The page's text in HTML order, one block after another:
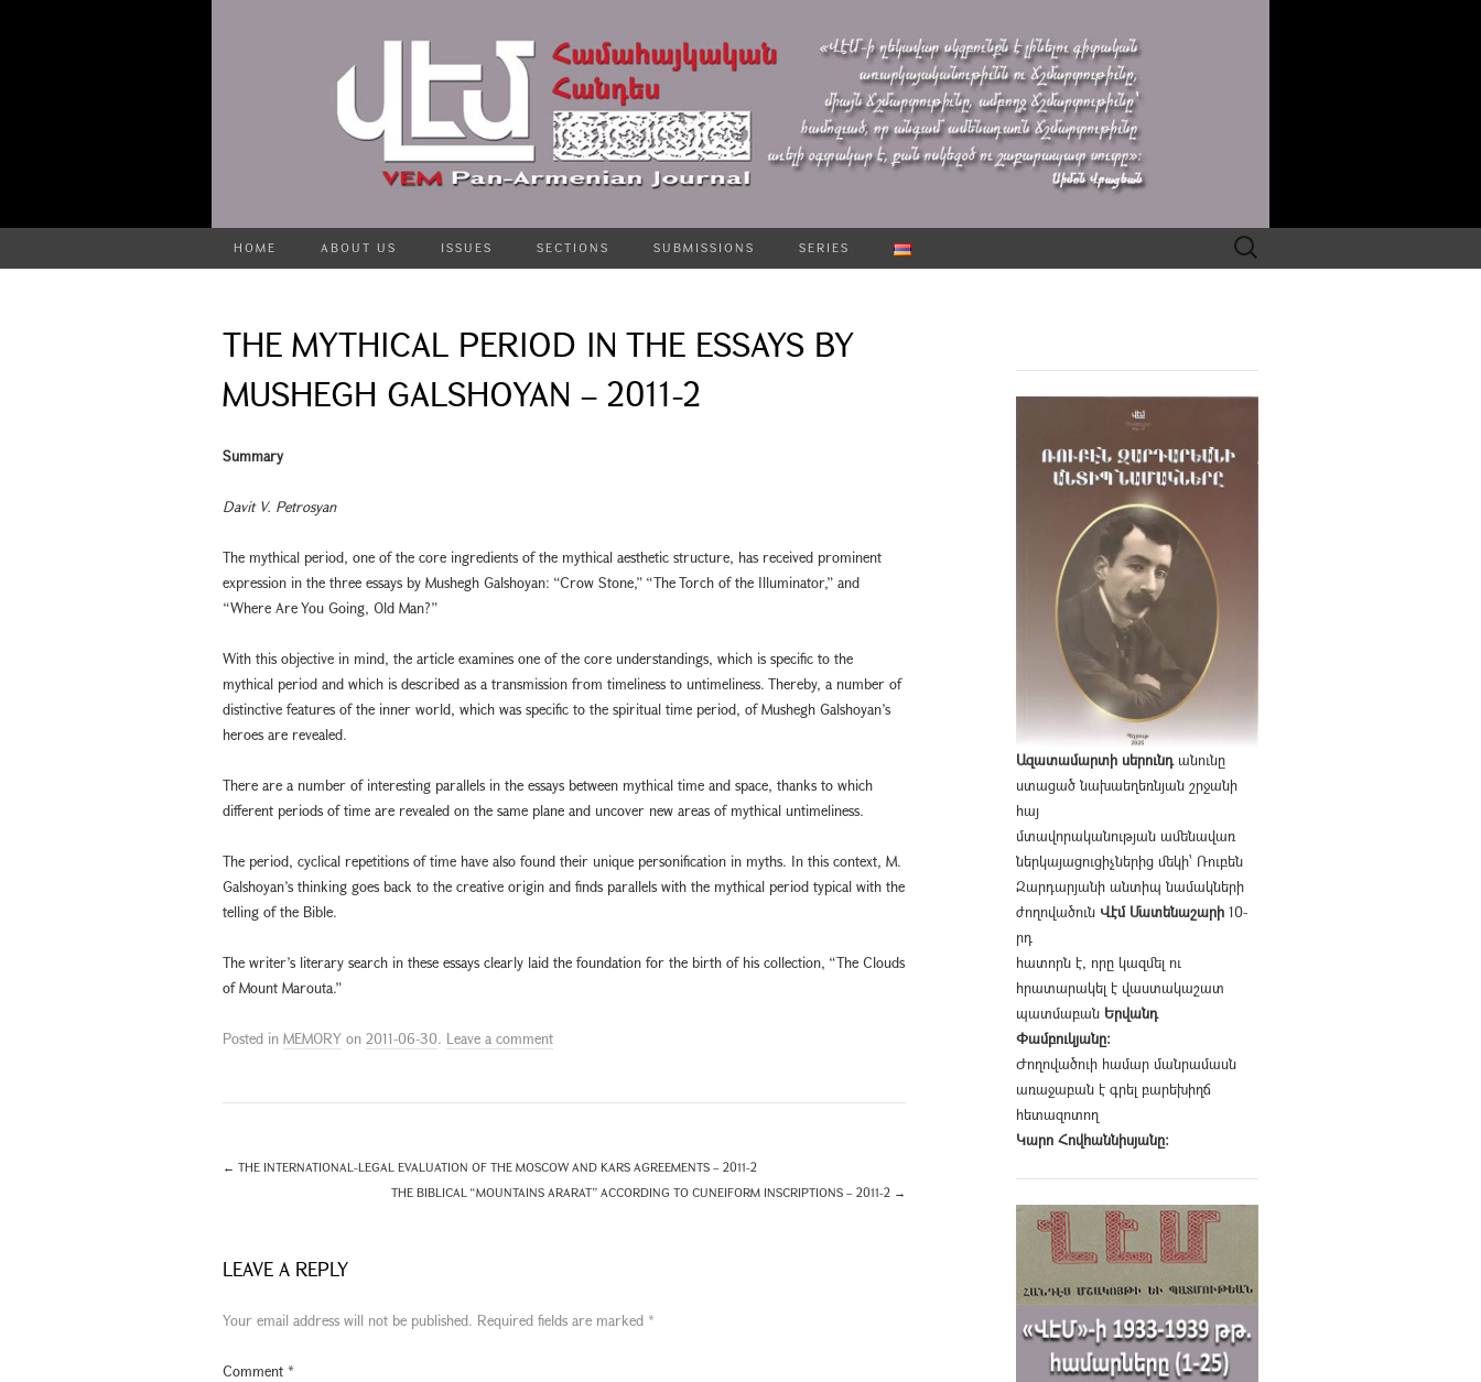
HOME ABOUT US ISSUES SECTIONS SUBMISSIONS SERIES
Search
for:
THE MYTHICAL PERIOD IN THE ESSAYS BY
MUSHEGH GALSHOYAN – 2011-2
Summary
Davit V. Petrosyan
The mythical period, one of the core ingredients of the mythical aesthetic structure, has received prominent
expression in the three essays by Mushegh Galshoyan: “Crow Stone,” “The Torch of the Illuminator,” and
“Where Are You Going, Old Man?”
With this objective in mind, the article examines one of the core understandings, which is specific to the
mythical period and which is described as a transmission from timeliness to untimeliness. Thereby, a number of
distinctive features of the inner world, which was specific to the spiritual time period, of Mushegh Galshoyan’s
heroes are revealed.
There are a number of interesting parallels in the essays between mythical time and space, thanks to which
different periods of time are revealed on the same plane and uncover new areas of mythical untimeliness.
The period, cyclical repetitions of time have also found their unique personification in myths. In this context, M.
Galshoyan’s thinking goes back to the creative origin and finds parallels with the mythical period typical with the
telling of the Bible.
The writer’s literary search in these essays clearly laid the foundation for the birth of his collection, “The Clouds
of Mount Marouta.”
Posted in MEMORY on 2011-06-30. Leave a comment
← THE INTERNATIONAL-LEGAL EVALUATION OF THE MOSCOW AND KARS AGREEMENTS – 2011-2
THE BIBLICAL “MOUNTAINS ARARAT” ACCORDING TO CUNEIFORM INSCRIPTIONS – 2011-2 →
LEAVE A REPLY
Your email address will not be published. Required fields are marked *
Comment *
Ազատամարտի սերունդանունը
ստացած նախաեղեռնյան շրջանի
հայ
մտավորականության ամենավառ
ներկայացուցիչներից մեկի՝ Ռուբեն
Զարդարյանի անտիպ նամակների
ժողովածուն Վէմ Մատենաշարի 10-
րդ
հատորն է, որը կազմել ու
հրատարակել է վաստակաշատ
պատմաբան Երվանդ
Փամբուկյանը։
Ժողովածուի համար մանրամասն
առաջաբան է գրել բարեխիղճ
հետազոտող
Կարո Հովհաննիսյանը։